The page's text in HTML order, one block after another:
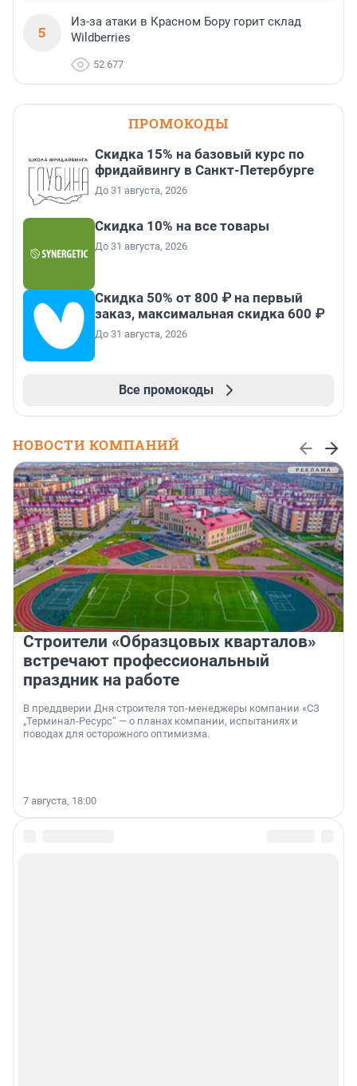
5
Из-за атаки в Красном Бору горит склад
Wildberries
52 677
ПРОМОКОДЫ
Скидка 15% на базовый курс по
фридайвингу в Санкт-Петербурге
До 31 августа, 2026
Скидка 10% на все товары
До 31 августа, 2026
Скидка 50% от 800 ₽ на первый
заказ, максимальная скидка 600 ₽
До 31 августа, 2026
Все промокоды
НОВОСТИ КОМПАНИЙ
Строители «Образцовых кварталов»
встречают профессиональный
праздник на работе
В преддверии Дня строителя топ-менеджеры компании «СЗ
„Терминал-Ресурс“ — о планах компании, испытаниях и
поводах для осторожного оптимизма.
7 августа, 18:00